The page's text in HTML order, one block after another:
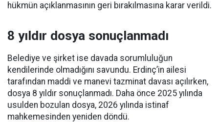
hükmün açıklanmasının geri bırakılmasına karar verildi.
8 yıldır dosya sonuçlanmadı
Belediye ve şirket ise davada sorumluluğun
kendilerinde olmadığını savundu. Erdinç’in ailesi
tarafından maddi ve manevi tazminat davası açılırken,
dosya 8 yıldır sonuçlanmadı. Daha önce 2025 yılında
usulden bozulan dosya, 2026 yılında istinaf
mahkemesinden yeniden döndü.